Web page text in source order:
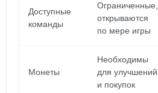
Доступные
команды
Ограниченные,
открываются
по мере игры
Монеты
Необходимы
для улучшений
и покупок